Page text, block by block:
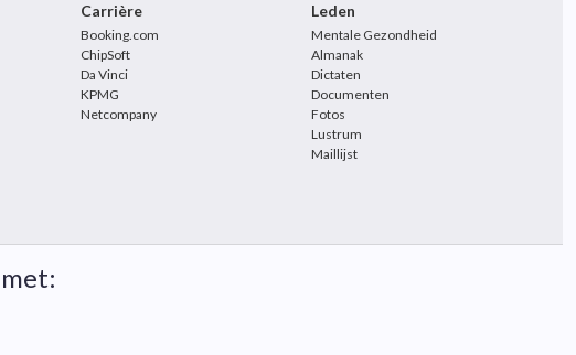
Carrière
Booking.com
ChipSoft
Da Vinci
KPMG
Netcompany
Leden
Mentale Gezondheid
Almanak
Dictaten
Documenten
Fotos
Lustrum
Maillijst